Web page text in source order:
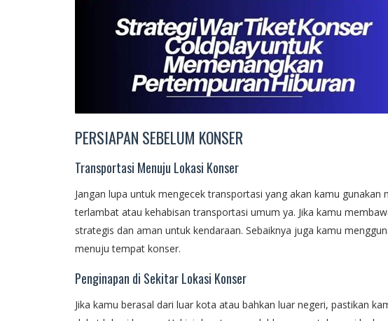
PERSIAPAN SEBELUM KONSER
Transportasi Menuju Lokasi Konser
Jangan lupa untuk mengecek transportasi yang akan kamu
terlambat atau kehabisan transportasi umum ya. Jika kamu
strategis dan aman untuk kendaraan. Sebaiknya juga kamu
menuju tempat konser.
Penginapan di Sekitar Lokasi Konser
Jika kamu berasal dari luar kota atau bahkan luar negeri, pastikan